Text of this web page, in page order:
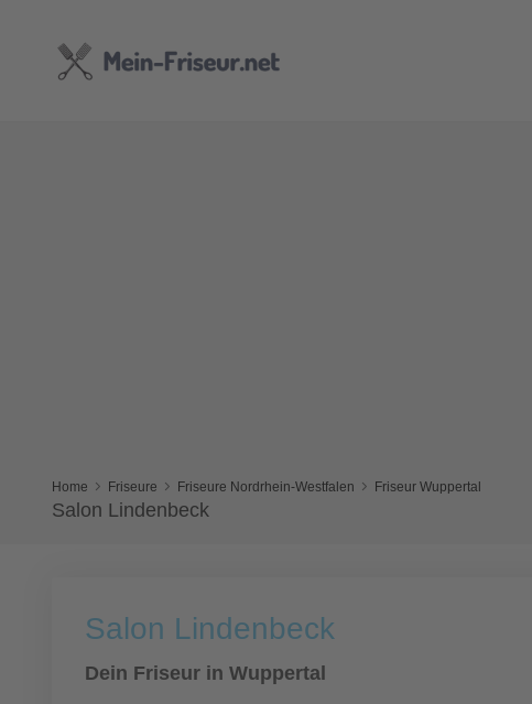
Home Friseure Friseure Nordrhein-Westfalen Friseur Wuppertal
Salon Lindenbeck
Salon Lindenbeck
Dein Friseur in Wuppertal